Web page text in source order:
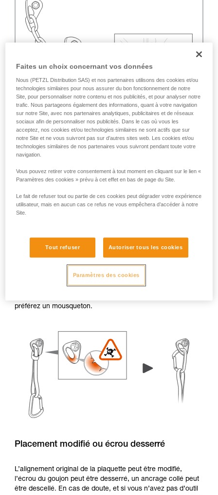
Lorsque le rebord d’une plaquette ou d’un piton présente
des bavures ou des arêtes vives, les trous de connexion
peuvent endommager les éléments textiles (comme une
sangle ou une cordelette). En cas de doute, évitez de
préférez un mousqueton.
Placement modifié ou écrou desserré
L’alignement original de la plaquette peut être modifié,
l’écrou du goujon peut être desserré, un ancrage collé peut
être descellé. En cas de doute, et si vous n’avez pas d’outil
Faites un choix concernant vos données
Nous (PETZL Distribution SAS) et nos partenaires utilisons des cookies et/ou
technologies similaires pour nous assurer du bon fonctionnement de notre
Site, pour personnaliser notre contenu et nos publicités, et pour analyser notre
trafic. Nous partageons également des informations, quant à votre navigation
sur notre Site, avec nos partenaires analytiques, publicitaires et de réseaux
sociaux afin de personnaliser nos publicités. Dans le cas où vous les
acceptez, nos cookies et/ou technologies similaires ne sont actifs que sur
notre Site et ne vous suivront pas sur d’autres sites web. Les cookies et/ou
technologies similaires de nos partenaires vous suivront pendant toute votre
navigation.
Vous pouvez retirer votre consentement à tout moment en cliquant sur le lien «
Paramètres des cookies » prévu à cet effet en bas de page du Site.
Le fait de refuser tout ou partie de ces cookies peut dégrader votre expérience
utilisateur, mais en aucun cas ce refus ne vous empêchera d’accéder à notre
Site.
Tout refuser Autoriser tous les cookies
Paramètres des cookies